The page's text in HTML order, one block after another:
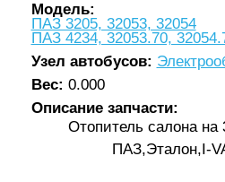
Модель:
ПАЗ 3205, 32053, 32054
ПАЗ 4234, 32053.70,
Узел автобусов:
Вес: 0.000
Описание запчасти:
Отопитель салона на
ПАЗ,Эталон,I-